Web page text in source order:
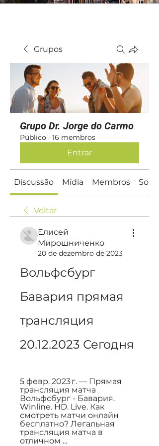
Grupos
Grupo Dr. Jorge do Carmo
Público · 16 membros
Entrar
Discussão Mídia Membros Sobre
Voltar
Елисей
Мирошниченко
20 de dezembro de 2023
Вольфсбург
Бавария прямая
трансляция
20.12.2023 Сегодня
5 февр. 2023 г. — Прямая
трансляция матча
Вольфсбург - Бавария.
Winline. HD. Live. Как
смотреть матчи онлайн
бесплатно? Легальная
трансляция матча в
отличном ...